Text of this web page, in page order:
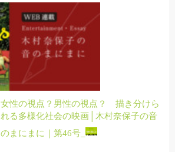
女性の視点？男性の視点？ 描き分けら
れる多様化社会の映画│木村奈保子の音
のまにまに｜第46号_